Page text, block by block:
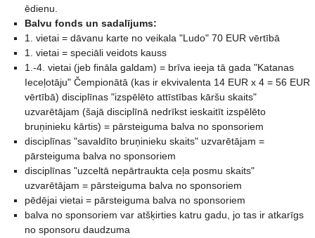
ēdienu.
Balvu fonds un sadalījums:
1. vietai = dāvanu karte no veikala "Ludo" 70 EUR vērtībā
1. vietai = speciāli veidots kauss
1.-4. vietai (jeb fināla galdam) = brīva ieeja tā gada "Katanas
Ieceļotāju" Čempionātā (kas ir ekvivalenta 14 EUR x 4 = 56 EUR
vērtībā) disciplīnas "izspēlēto attīstības kāršu skaits"
uzvarētājam (šajā disciplīnā nedrīkst ieskaitīt izspēlēto
bruņinieku kārtis) = pārsteiguma balva no sponsoriem
disciplīnas "savaldīto bruņinieku skaits" uzvarētājam =
pārsteiguma balva no sponsoriem
disciplīnas "uzceltā nepārtraukta ceļa posmu skaits"
uzvarētājam = pārsteiguma balva no sponsoriem
pēdējai vietai = pārsteiguma balva no sponsoriem
balva no sponsoriem var atšķirties katru gadu, jo tas ir atkarīgs
no sponsoru daudzuma